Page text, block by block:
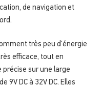
de navigation et
très peu d'énergie
efficace, tout en
sur une large
9V DC à 32V DC. Elles